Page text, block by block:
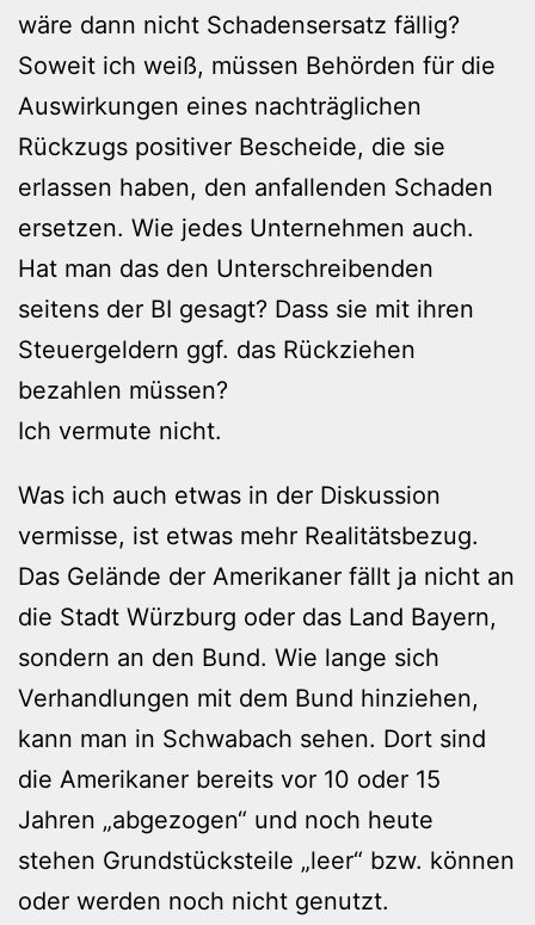
wäre dann nicht Schadensersatz fällig?
Soweit ich weiß, müssen Behörden für die
Auswirkungen eines nachträglichen
Rückzugs positiver Bescheide, die sie
erlassen haben, den anfallenden Schaden
ersetzen. Wie jedes Unternehmen auch.
Hat man das den Unterschreibenden
seitens der BI gesagt? Dass sie mit ihren
Steuergeldern ggf. das Rückziehen
bezahlen müssen?
Ich vermute nicht.
Was ich auch etwas in der Diskussion
vermisse, ist etwas mehr Realitätsbezug.
Das Gelände der Amerikaner fällt ja nicht an
die Stadt Würzburg oder das Land Bayern,
sondern an den Bund. Wie lange sich
Verhandlungen mit dem Bund hinziehen,
kann man in Schwabach sehen. Dort sind
die Amerikaner bereits vor 10 oder 15
Jahren „abgezogen“ und noch heute
stehen Grundstücksteile „leer“ bzw. können
oder werden noch nicht genutzt.